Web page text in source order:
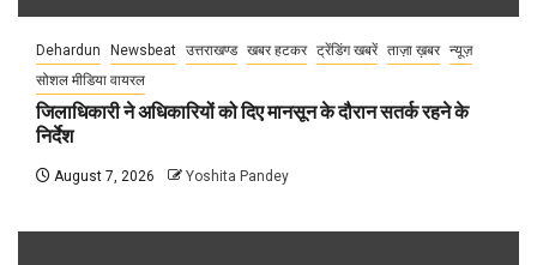
Dehardun Newsbeat उत्तराखण्ड खबर हटकर ट्रेंडिंग खबरें ताज़ा ख़बर न्यूज़
सोशल मीडिया वायरल
जिलाधिकारी ने अधिकारियों को दिए मानसून के दौरान सतर्क रहने के
निर्देश
August 7, 2026 Yoshita Pandey